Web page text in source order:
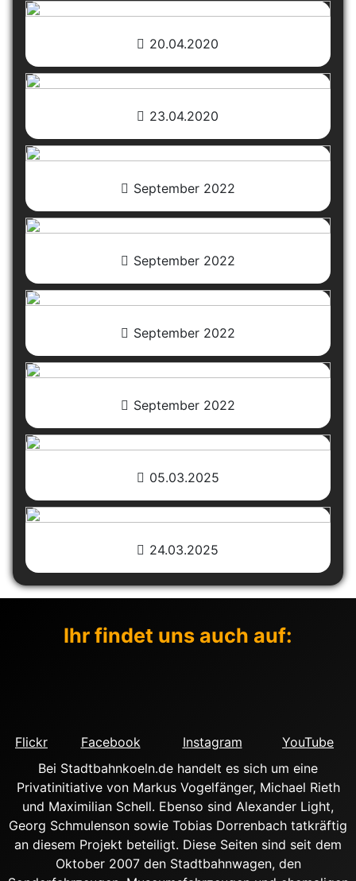
20.04.2020
23.04.2020
September 2022
September 2022
September 2022
September 2022
05.03.2025
24.03.2025
Ihr findet uns auch auf:
Flickr Facebook Instagram
YouTube
Bei Stadtbahnkoeln.de handelt es sich um eine
Privatinitiative von Markus Vogelfänger, Michael Rieth
und Maximilian Schell. Ebenso sind Alexander Light,
Georg Schmulenson sowie Tobias Dorrenbach tatkräftig
an diesem Projekt beteiligt. Diese Seiten sind seit dem
Oktober 2007 den Stadtbahnwagen, den